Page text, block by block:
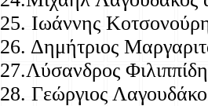
25. Ιωάννης
26. Δημήτριος
27.Λύσανδρος
28. Γεώργιος